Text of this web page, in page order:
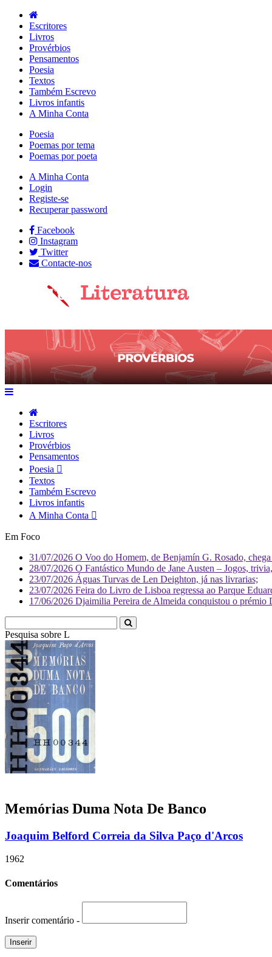
Escritores
Livros
Provérbios
Pensamentos
Poesia
Textos
Também Escrevo
Livros infantis
A Minha Conta
Poesia
Poemas por tema
Poemas por poeta
A Minha Conta
Login
Registe-se
Recuperar password
Facebook
Instagram
Twitter
Contacte-nos
Escritores
Livros
Provérbios
Pensamentos
Poesia
Textos
Também Escrevo
Livros infantis
A Minha Conta
Em Foco
31/07/2026 O Voo do Homem, de Benjamín G. Rosado,
28/07/2026 O Fantástico Mundo de Jane Austen – Jogos,
23/07/2026 Águas Turvas de Len Deighton, já nas livrarias;
23/07/2026 Feira do Livro de Lisboa regressa ao Parque
17/06/2026 Djaimilia Pereira de Almeida conquistou o
Pesquisa sobre Literatura
Memórias Duma Nota De Banco
Joaquim Belford Correia da Silva Paço d'Arcos
1962
Comentários
Inserir comentário -